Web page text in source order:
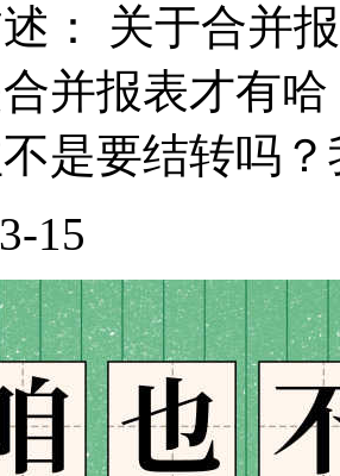
： 关于合并
并报表才有
是要结转吗
15